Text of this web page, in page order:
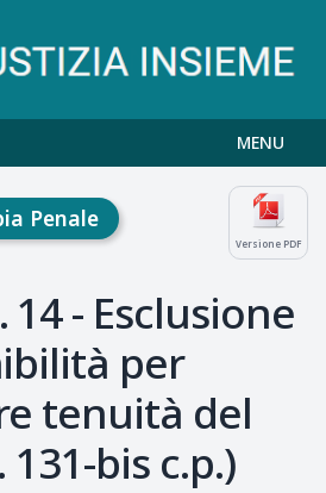
MENU
Versione PDF
Penale
14 - Esclusione
per
tenuità del
bis c.p.)